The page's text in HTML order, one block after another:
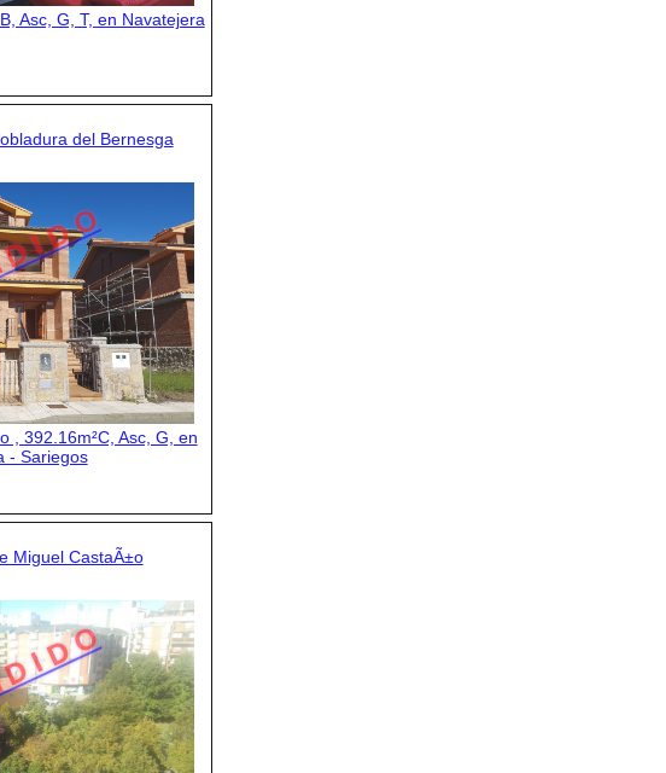
Asc, G, T, en Navatejera
del Bernesga
I D O
, 392.16m²C, Asc, G, en
- Sariegos
Miguel CastaÃ±o
I D O